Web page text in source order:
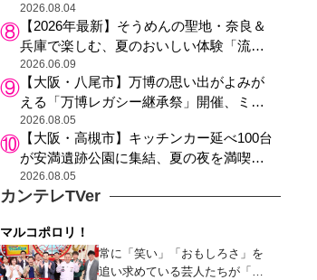
銘菓“おたべ”との限定コラボも
2026.08.04
【2026年最新】そうめんの聖地・奈良＆
兵庫で楽しむ、夏のおいしい体験「流し
そうめん体験」おすすめ3選
2026.06.09
【大阪・八尾市】万博の思い出がよみが
える「万博レガシー継承祭」開催、ミャ
クミャク登場、大屋根リング木材展示も
2026.08.05
【大阪・高槻市】キッチンカー延べ100台
が安満遺跡公園に集結、夏の夜を満喫す
る4日間のグルメイベント
2026.08.05
カンテレTVer
マルコポロリ！
常に「笑い」「おもしろさ」を
追い求めている芸人たちが「芸